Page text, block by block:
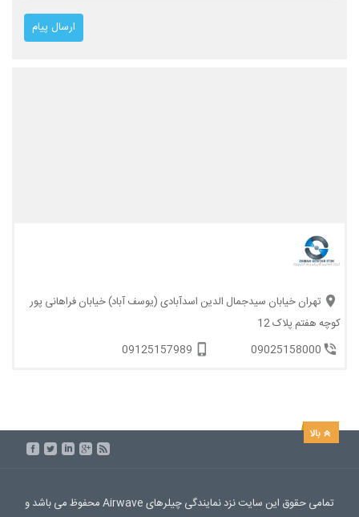
تهران خیابان سیدجمال الدین اسدآبادی (یوسف آباد) خیابان فراهانی پور
کوچه هفتم پلاک 12
09025158000
09125157989
تمامی حقوق این سایت نزد نمایندگی چیلرهای Airwave محفوظ می باشد و